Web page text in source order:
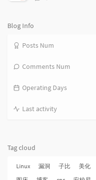
Blog Info
Posts Num
Comments Num
Operating Days
Last activity
Tag cloud
Linux 漏洞 子比 美化